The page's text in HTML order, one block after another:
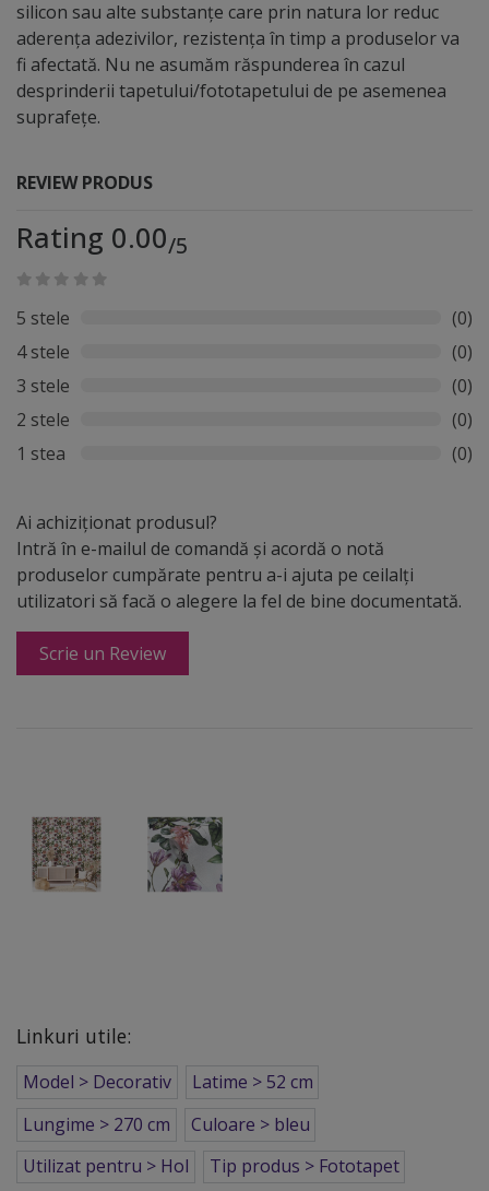
silicon sau alte substanțe care prin natura lor reduc
aderența adezivilor, rezistența în timp a produselor va
fi afectată. Nu ne asumăm răspunderea în cazul
desprinderii tapetului/fototapetului de pe asemenea
suprafețe.
REVIEW PRODUS
Rating 0.00/5
5 stele
(0)
4 stele
(0)
3 stele
(0)
2 stele
(0)
1 stea
(0)
Ai achiziționat produsul?
Intră în e-mailul de comandă și acordă o notă
produselor cumpărate pentru a-i ajuta pe ceilalți
utilizatori să facă o alegere la fel de bine documentată.
Scrie un Review
Linkuri utile:
Model > Decorativ
Latime > 52 cm
Lungime > 270 cm
Culoare > bleu
Utilizat pentru > Hol
Tip produs > Fototapet